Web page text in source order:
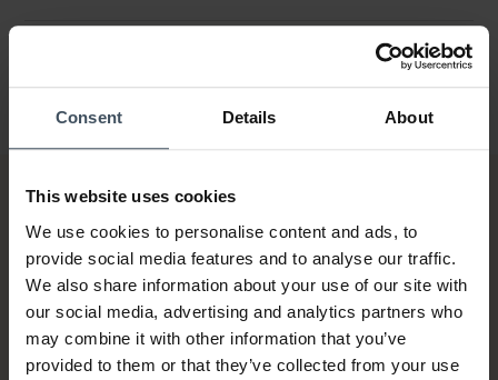
Consent Details About
This website uses cookies
We use cookies to personalise content and ads, to
provide social media features and to analyse our traffic.
We also share information about your use of our site with
our social media, advertising and analytics partners who
may combine it with other information that you’ve
provided to them or that they’ve collected from your use
Fattura & Pagamento a rate
fino a 5000.-